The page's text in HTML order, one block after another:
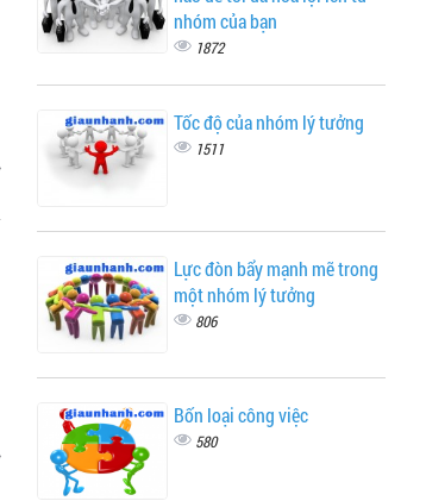
nhóm của bạn
1872
Tốc độ của nhóm lý tưởng
1511
Lực đòn bẩy mạnh mẽ trong
một nhóm lý tưởng
806
Bốn loại công việc
580